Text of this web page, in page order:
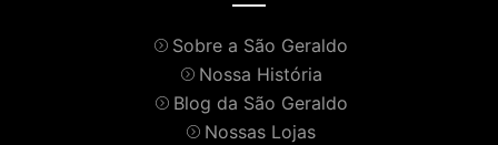
Sobre a São Geraldo
Nossa História
Blog da São Geraldo
Nossas Lojas